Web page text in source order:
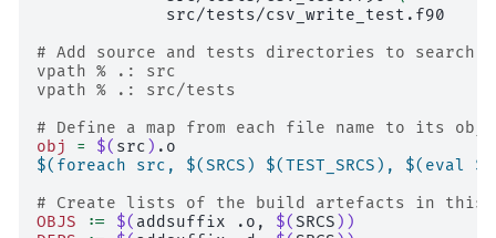
src/tests/csv_write_test.f90
# Add source and tests directories to search
vpath % .: src
vpath % .: src/tests
# Define a map from each file name to its
obj
= $( src )
$(foreach src, $(SRCS) $(TEST_SRCS), $(eval
# Create lists of the build artefacts in this
OBJS
:= $( addsuffix .o, $(SRCS ))